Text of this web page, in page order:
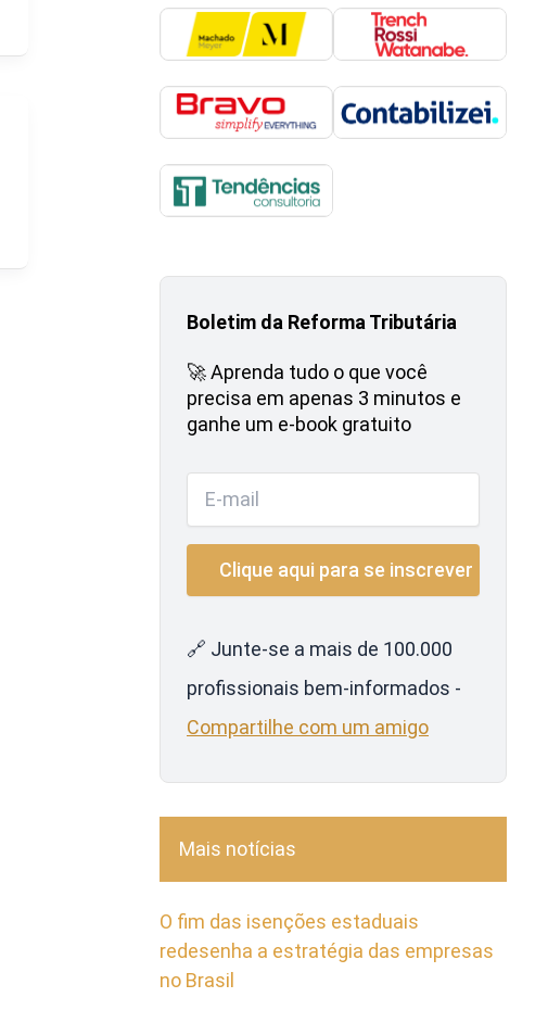
Boletim da Reforma Tributária
🚀 Aprenda tudo o que você
precisa em apenas 3 minutos e
ganhe um e-book gratuito
🔗 Junte-se a mais de 100.000
profissionais bem-informados -
Compartilhe com um amigo
Mais notícias
O fim das isenções estaduais
redesenha a estratégia das empresas
no Brasil